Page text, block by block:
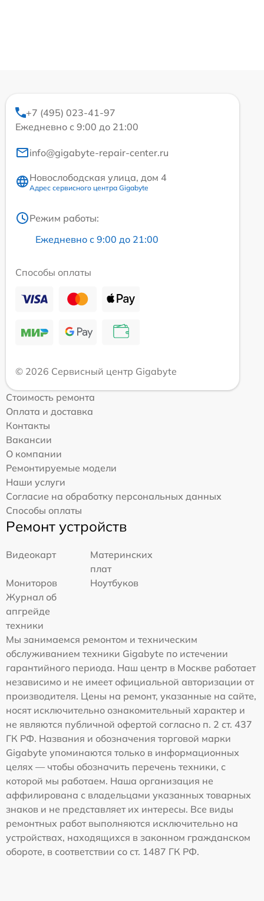
+7 (495) 023-41-97
Ежедневно с 9:00 до 21:00
info@gigabyte-repair-center.ru
Новослободская улица, дом 4
Адрес сервисного центра Gigabyte
Режим работы:
Ежедневно с 9:00 до 21:00
Способы оплаты
© 2026 Сервисный центр Gigabyte
Стоимость ремонта
Оплата и доставка
Контакты
Вакансии
О компании
Ремонтируемые модели
Наши услуги
Согласие на обработку персональных данных
Способы оплаты
Ремонт устройств
Видеокарт
Материнских
плат
Мониторов
Ноутбуков
Журнал об
апгрейде
техники
Мы занимаемся ремонтом и техническим
обслуживанием техники Gigabyte по истечении
гарантийного периода. Наш центр в Москве работает
независимо и не имеет официальной авторизации от
производителя. Цены на ремонт, указанные на сайте,
носят исключительно ознакомительный характер и
не являются публичной офертой согласно п. 2 ст. 437
ГК РФ. Названия и обозначения торговой марки
Gigabyte упоминаются только в информационных
целях — чтобы обозначить перечень техники, с
которой мы работаем. Наша организация не
аффилирована с владельцами указанных товарных
знаков и не представляет их интересы. Все виды
ремонтных работ выполняются исключительно на
устройствах, находящихся в законном гражданском
обороте, в соответствии со ст. 1487 ГК РФ.